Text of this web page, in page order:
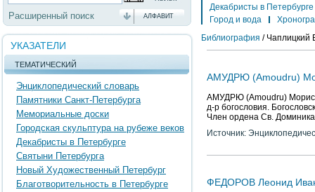
Расширенный поиск АЛФАВИТ
УКАЗАТЕЛИ
ТЕМАТИЧЕСКИЙ
Энциклопедический словарь
Памятники Санкт-Петербурга
Мемориальные доски
Городская скульптура на рубеже веков
Декабристы в Петербурге
Святыни Петербурга
Новый Художественный Петербург
Благотворительность в Петербурге
Декабристы в Петербурге
Город и вода
Библиография / Чаплицкий
АМУДРЮ (Amoudru)
АМУДРЮ (Amoudru) Морис-
д-р богословия.
Член ордена Св.
Источник:
ФЕДОРОВ Леонид